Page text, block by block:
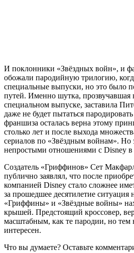
И поклонники «Звёздных войн», и
обожали пародийную трилогию,
специальные выпуски, но это было
путей. Именно шутка, прозвучавшая
специальном выпуске, заставила
даже не будет пытаться
франшиза осталась верна этому
столько лет и после выхода
сериалов по «Звёздным войнам». Но
непростыми отношениями с Disney в
Создатель «Гриффинов» Сет
публично заявлял, что после
компанией Disney стало сложнее
за прошедшее десятилетие ситуация
«Гриффины» и «Звёздные войны»
крышей. Предстоящий кроссовер,
масштабным, как те пародии, но тем
интересен.
Что вы думаете? Оставьте